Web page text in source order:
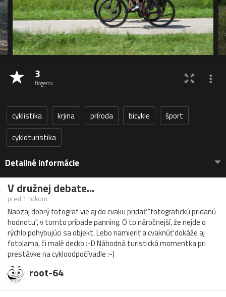
3
flogerov
cyklistika krjina príroda bicykle
šport
cykloturistika
Detailné informácie
V družnej debate...
pred 1 rokom
Naozaj dobrý fotograf vie aj do cvaku pridať "fotografickú pridanú
hodnotu", v tomto prípade panning. O to náročnejší, že nejde o
rýchlo pohybujúci sa objekt. Lebo namieriť a cvaknúť dokáže aj
fotolama, či malé decko :-D Náhodná turistická momentka pri
prestávke na cykloodpočívadle :-)
root-64